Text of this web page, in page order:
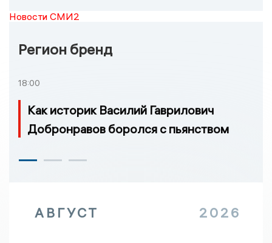
Новости СМИ2
Регион бренд
18:00
Как историк Василий Гаврилович
Добронравов боролся с пьянством
АВГУСТ 2026